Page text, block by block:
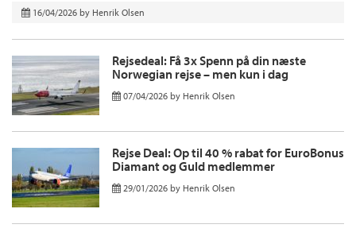
16/04/2026 by Henrik Olsen
Rejsedeal: Få 3x Spenn på din næste
Norwegian rejse – men kun i dag
07/04/2026 by Henrik Olsen
Rejse Deal: Op til 40 % rabat for EuroBonus
Diamant og Guld medlemmer
29/01/2026 by Henrik Olsen